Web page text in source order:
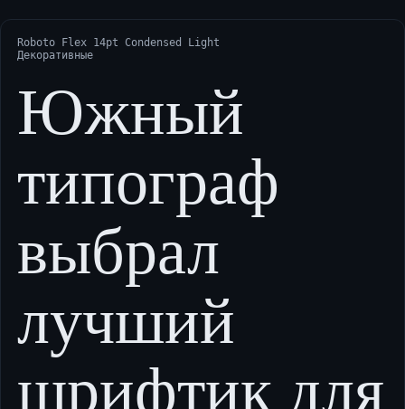
Roboto Flex 14pt Condensed Light
Декоративные
Южный
типограф
выбрал
лучший
шрифтик для